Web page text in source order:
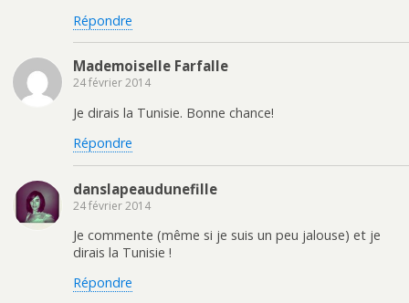
Répondre
Mademoiselle Farfalle
24 février 2014
Je dirais la Tunisie. Bonne chance!
Répondre
danslapeaudunefille
24 février 2014
Je commente (même si je suis un peu jalouse) et je
dirais la Tunisie !
Répondre